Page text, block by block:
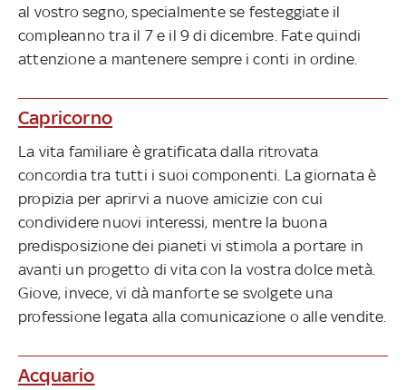
al vostro segno, specialmente se festeggiate il
compleanno tra il 7 e il 9 di dicembre. Fate quindi
attenzione a mantenere sempre i conti in ordine.
Capricorno
La vita familiare è gratificata dalla ritrovata
concordia tra tutti i suoi componenti. La giornata è
propizia per aprirvi a nuove amicizie con cui
condividere nuovi interessi, mentre la buona
predisposizione dei pianeti vi stimola a portare in
avanti un progetto di vita con la vostra dolce metà.
Giove, invece, vi dà manforte se svolgete una
professione legata alla comunicazione o alle vendite.
Acquario